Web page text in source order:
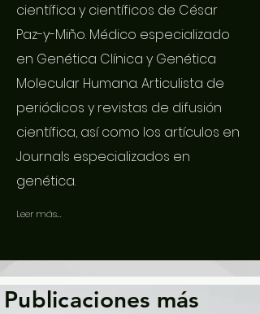
científica y científicos de César
Paz-y-Miño. Médico especializado
en Genética Clínica y Genética
Molecular Humana. Articulista de
periódicos y revistas de difusión
científica, así como los artículos en
Journals especializados en
genética.
Leer más...
Publicaciones más